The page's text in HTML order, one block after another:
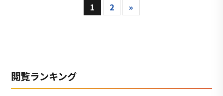
1 2 »
閲覧ランキング